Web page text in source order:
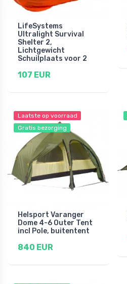
LifeSystems
Ultralight Survival
Shelter 2,
Lichtgewicht
Schuilplaats voor 2
107 EUR
Laatste op voorraad
Gratis bezorging
Helsport Varanger
Dome 4-6 Outer Tent
incl Pole, buitentent
840 EUR